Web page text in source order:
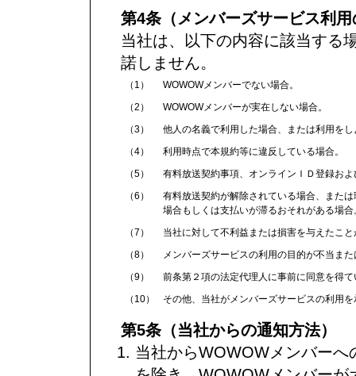
第4条（メンバーズサービス利
当社は、以下の内容に該当する
諾しません。
（1）
WOWOWメンバーでない場合。
（2）
WOWOWメンバーが実在しない場合。
（3）
他人の名義で利用した場合、または利用を
（4）
利用時点で本規約等に違反している場合。
（5）
有料放送契約事項、オンラインＩＤ登録お
（6）
有料放送契約が解除されている場合、また
場合もしくは支払いが滞るおそれがある場合
（7）
当社に対して不利益または損害を与えたこ
（8）
メンバーズサービスの利用の目的が不当ま
（9）
前条第２項の法定代理人に事前に同意を得
（10）
その他、当社がメンバーズサービスの利用
第5条（当社からの通知方法）
当社からWOWOWメンバー